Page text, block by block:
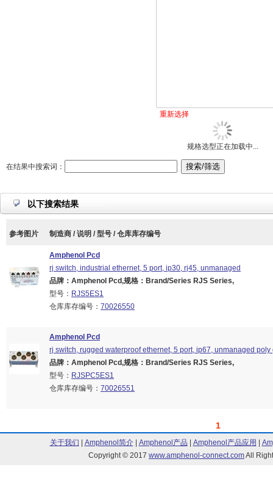
重新选择
规格选型正在加载中...
在结果中搜索词：
以下搜索结果
参考图片 制造商 / 说明 / 型号 / 仓库库存编号
Amphenol Pcd
rj switch, industrial ethernet, 5 port, ip30, rj45, unmanaged
品牌：Amphenol Pcd,规格：Brand/Series RJS Series,
型号： RJS5ES1
仓库库存编号： 70026550
Amphenol Pcd
rj switch, rugged waterproof ethernet, 5 port, ip67, unmanaged poly
品牌：Amphenol Pcd,规格：Brand/Series RJS Series,
型号： RJSPC5ES1
仓库库存编号： 70026551
1
关于我们 Amphenol简介| Amphenol产品 Amphenol产品应用
Copyright © 2017 www.amphenol-connect.comAll